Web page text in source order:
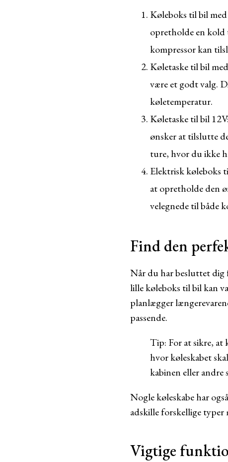
Køleboks til bil
opretholde en kold
kompressor kan
Køletaske til bil
være et godt valg.
køletemperatur.
Køletaske til bil 12V:
ønsker at tilslutte
ture, hvor du ikke
Elektrisk køleboks
at opretholde den
velegnede til både
Find den
Når du har besluttet dig
lille køleboks til bil kan
planlægger
passende.
Tip: For at sikre, at
hvor køleskabet
kabinen eller andre
Nogle køleskabe har
adskille forskellige typer
Vigtige